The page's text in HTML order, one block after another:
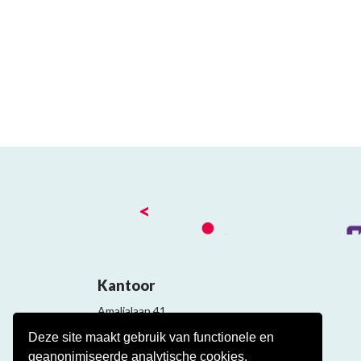
Deze site maakt gebruik van functionele en
geanonimiseerde analytische cookies.
<
Kantoor
Amalialaan 41
Contact